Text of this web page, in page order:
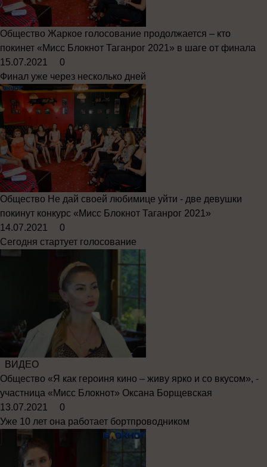
Общество Жаркое голосование продолжается – кто
покинет «Мисс Блокнот Таганрог 2021» в шаге от финала
15.07.2021
0
Финал уже через несколько дней
Общество Не дай своей любимице уйти - две девушки
покинут конкурс «Мисс Блокнот Таганрог 2021»
14.07.2021
0
Сегодня стартует голосование
ВИДЕО
Общество «Я как героиня кино – живу ярко и со вкусом», -
участница «Мисс Блокнот» Оксана Борщевская
13.07.2021
0
Уже 10 лет она работает бортпроводником